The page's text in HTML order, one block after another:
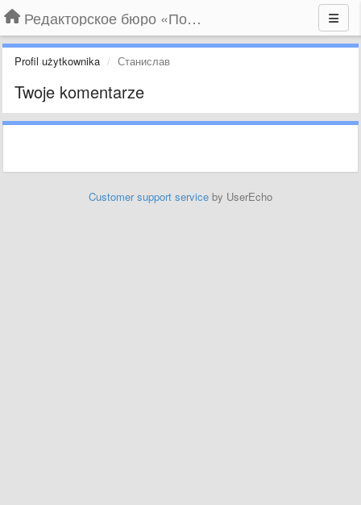
Редакторское бюро «По правилам»
Profil użytkownika Станислав
Twoje komentarze
Customer support service by UserEcho